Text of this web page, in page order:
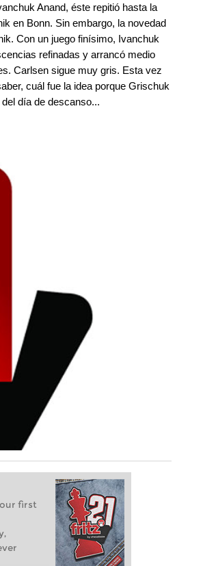
Anand, éste repitió hasta la
en Bonn. Sin embargo, la novedad
Con un juego finísimo, Ivanchuk
refinadas y arrancó medio
Carlsen sigue muy gris. Esta vez
cuál fue la idea porque Grischuk
día de descanso...
first